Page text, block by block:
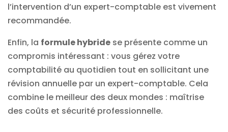
l’intervention d’un expert-comptable est vivement
recommandée.
Enfin, la formule hybride se présente comme un
compromis intéressant : vous gérez votre
comptabilité au quotidien tout en sollicitant une
révision annuelle par un expert-comptable. Cela
combine le meilleur des deux mondes : maîtrise
des coûts et sécurité professionnelle.